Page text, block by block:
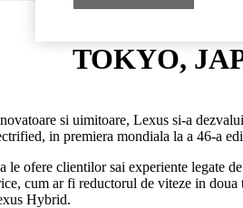
TOKYO,
si uimitoare, Lexus si-a
in premiera mondiala la a 46-a
le ofere clientilor sai experiente legate
cum ar fi reductorul de viteze in
Hybrid.